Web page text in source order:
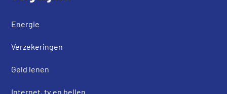
Energie
Verzekeringen
Geld lenen
Internet, tv en bellen